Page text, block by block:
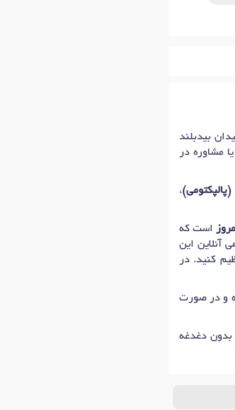
194033، مطب ایشان در منطقه میدان بیدبلند
مشاوره در
،
است که
آنلاین این
کنید. در
و در صورت
بدون دغدغه